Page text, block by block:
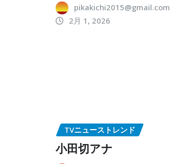
pikakichi2015@gmail.com
2月 1, 2026
TVニューストレンド
小田切アナ